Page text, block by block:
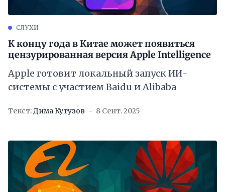
СЛУХИ
К концу года в Китае может появиться
цензурированная версия Apple Intelligence
Apple готовит локальный запуск ИИ-
системы с участием Baidu и Alibaba
Текст:Дима Кутузов 8 Сент. 2025